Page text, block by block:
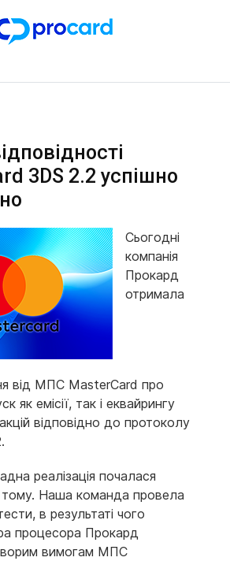
3DS 2.2 успішно
Сьогодні
компанія
Прокард
отримала
від МПС MasterCard про
як емісії, так і еквайрингу
відповідно до протоколу
реалізація почалася
тому. Наша команда провела
в результаті чого
процесора Прокард
вимогам МПС